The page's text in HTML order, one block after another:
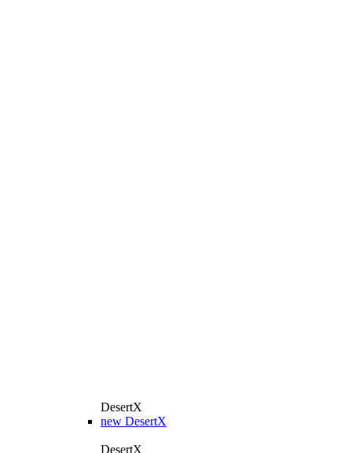
DesertX
new DesertX
DesertX